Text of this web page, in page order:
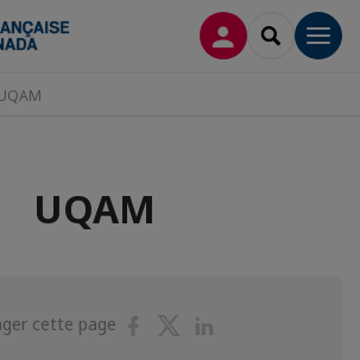
CONNEXION
UQAM
cette page
PartagerPartager